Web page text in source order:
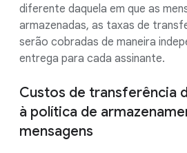
diferente daquela em que as
armazenadas, as taxas de
serão cobradas de maneira
entrega para cada assinante.
Custos de transferência
à política de
mensagens